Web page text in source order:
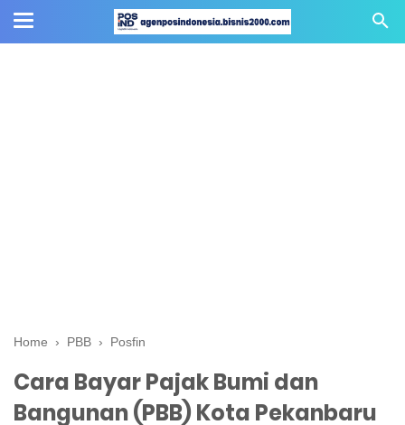
Home › PBB › Posfin
Cara Bayar Pajak Bumi dan
Bangunan (PBB) Kota Pekanbaru